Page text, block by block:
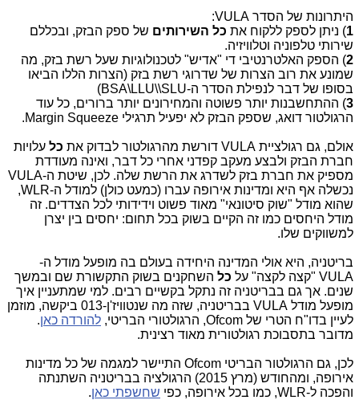
היתרונות של הסדר VULA:
1) ניתן לספק ללקוח את כל השירותים של ספק הבזק, ובכללם
שירותי טלפוניה וטלוויזיה.
2) הספק האלטרנטיבי די "אדיש" לטכנולוגיות שעל רשת בזק, מה
שמונע את רוב הצרות של שדרוגי רשת בזק (הצרות הללו הביאו
בסופו של דבר לנפילת הסדר ה-BSA\LLU\\SLU)
3) ההתחשבנות יותר פשוטה והמחירונים יותר ברורים, כל עוד
הרגולטור דואג, שספק הבזק לא יפעיל תרגילי Margin Squeeze.
אולם, גם רגולציית VULA דורשת מהרגולטור לבדוק את כל עלויות
חברת הבזק ולבצע מעקב קפדני אחרי כל דבר, ואינה מעודדת
מספיק את חברת בזק לשדרג את הרשת שלה. לכן, שיטת ה-VULA
נכשלה אף היא ומדינות אירופה עברו (כמעט כולן) למודל ה-WLR,
שהוא מודל "שוק סיטונאי" מאוד פשוט וידידותי לכל הצדדים. זה
מודל היחסים כמו זה הקיים בשוק בכל תחום: יחסים בין יצרן
למשווקים שלו.
בריטניה, היא אולי המדינה היחידה בעולם בה מופעל מודל ה-
VULA "קצה לקצה" על
כל השחקנים בשוק התקשורת שם ובמשך
שנים. אך גם בבריטניה זה נתקל בקשיים רבים. למי שמתעניין איך
מופעל מודל VULA בבריטניה, שזה מה שנטוויז'ן-013 ביקשה, מוזמן
לעיין בדו"ח הטרי של Ofcom, הרגולטורי הבריטי,
להורדה כאן.
מדובר בתסבוכת רגולטורית מאוד רצינית.
לכן, גם הרגולטור הבריטי Ofcom התיישר למגמה של כל מדינות
אירופה, ומהחודש (מרץ 2015) הרגולציה בבריטניה השתנתה
והפכה ל-WLR, כמו בכל אירופה, כפי
שחשפתי כאן.